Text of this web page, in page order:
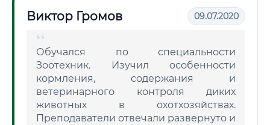
Виктор Громов 09.07.2020
Обучался по специальности
Зоотехник. Изучил особенности
кормления, содержания и
ветеринарного контроля диких
животных в охотхозяйствах.
Преподаватели отвечали развернуто и